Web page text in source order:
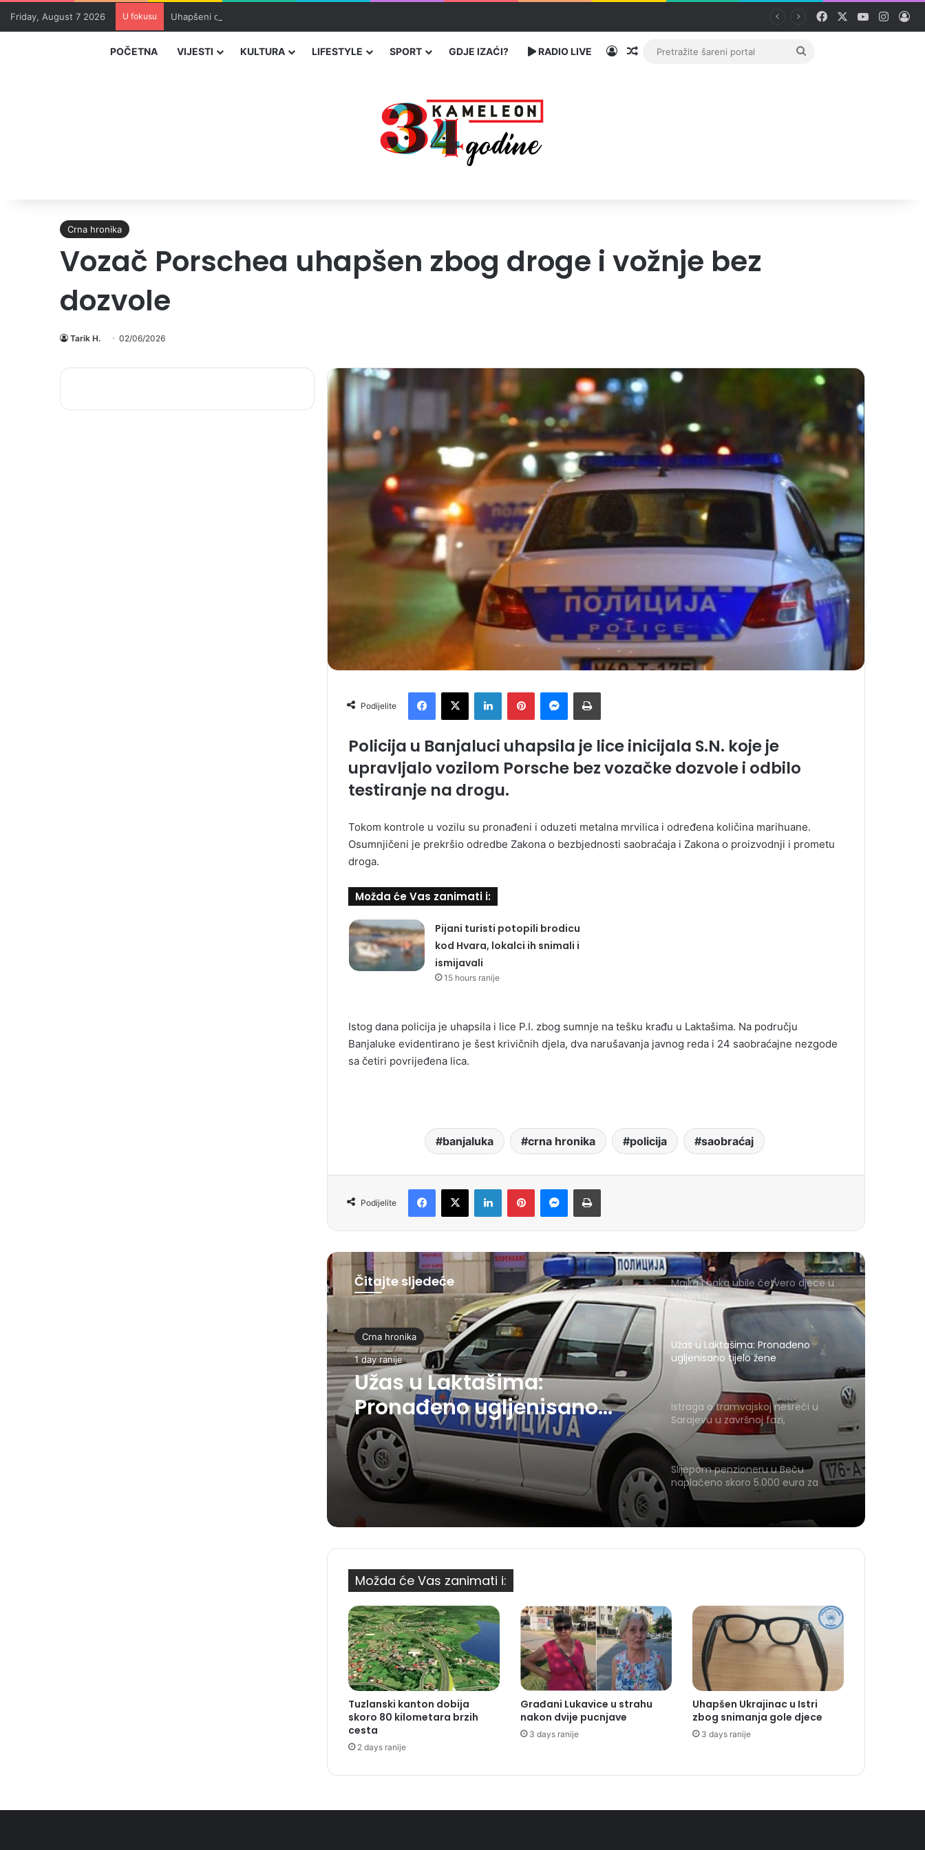
Friday, August 7 2026 U fokusu Uhapšeni organizatori krijumčarenja migranata preko BiH i Balkana Facebook YouTube
POČETNA VIJESTI KULTURA LIFESTYLE SPORT GDJE IZAĆI? RADIO LIVE PrijavaRandom članak
Pretražite
Crna hronika
Vozač Porschea uhapšen zbog droge i vožnje bez
dozvole
Tarik H. 02/06/2026
Podijelite
Policija u Banjaluci uhapsila je lice inicijala S.N. koje je
upravljalo vozilom Porsche bez vozačke dozvole i odbilo
testiranje na drogu.
Tokom kontrole u vozilu su pronađeni i oduzeti metalna mrvilica i određena količina marihuane.
Osumnjičeni je prekršio odredbe Zakona o bezbjednosti saobraćaja i Zakona o proizvodnji i prometu
droga.
Možda će Vas zanimati i:
Pijani turisti potopili brodicu
kod Hvara, lokalci ih snimali i
ismijavali
15 hours ranije
Istog dana policija je uhapsila i lice P.I. zbog sumnje na tešku krađu u Laktašima. Na području
Banjaluke evidentirano je šest krivičnih djela, dva narušavanja javnog reda i 24 saobraćajne nezgode
sa četiri povrijeđena lica.
banjaluka crna hronika policija saobraćaj
Podijelite
Čitajte sljedeće
Crna hronika
1 day ranije
Užas u Laktašima:
Pronađeno ugljenisano
tijelo žene
Majka i baka ubile četvero djece u
Njujorku
Užas u Laktašima: Pronađeno
ugljenisano tijelo žene
Istraga o tramvajskoj nesreći u
Sarajevu u završnoj fazi,
odgovornost još nije utvrđena
Slijepom penzioneru u Beču
naplaćeno skoro 5.000 eura za
obroke u restoranu
Možda će Vas zanimati i:
Tuzlanski kanton dobija
skoro 80 kilometara brzih
cesta
2 days ranije
Građani Lukavice u strahu
nakon dvije pucnjave
3 days ranije
Uhapšen Ukrajinac u Istri
zbog snimanja gole djece
3 days ranije